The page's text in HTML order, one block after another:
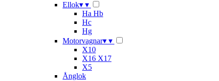
Ellok▾ ▾
Ha Hb
Hc
Hg
Motorvagnar▾ ▾
X10
X16 X17
X5
Ånglok